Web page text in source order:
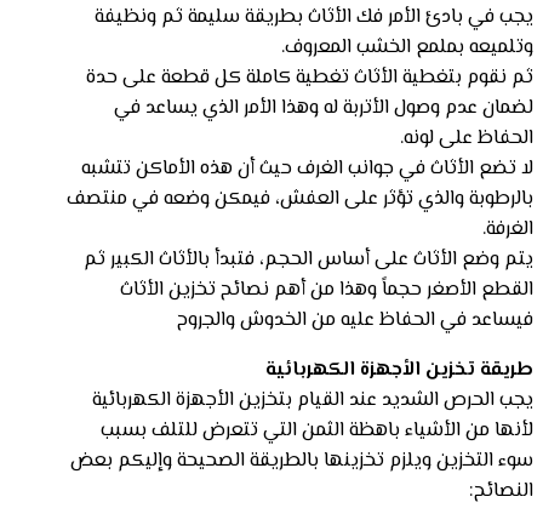
يجب في بادئ الأمر فك الأثاث بطريقة سليمة ثم ونظيفة
وتلميعه بملمع الخشب المعروف.
ثم نقوم بتغطية الأثاث تغطية كاملة كل قطعة على حدة
لضمان عدم وصول الأتربة له وهذا الأمر الذي يساعد في
الحفاظ على لونه.
لا تضع الأثاث في جوانب الغرف حيث أن هذه الأماكن تتشبه
بالرطوبة والذي تؤثر على العفش، فيمكن وضعه في منتصف
الغرفة.
يتم وضع الأثاث على أساس الحجم، فتبدأ بالأثاث الكبير ثم
القطع الأصغر حجماً وهذا من أهم نصائح تخزين الأثاث
فيساعد في الحفاظ عليه من الخدوش والجروح
طريقة تخزين الأجهزة الكهربائية
يجب الحرص الشديد عند القيام بتخزين الأجهزة الكهربائية
لأنها من الأشياء باهظة الثمن التي تتعرض للتلف بسبب
سوء التخزين ويلزم تخزينها بالطريقة الصحيحة وإليكم بعض
النصائح: